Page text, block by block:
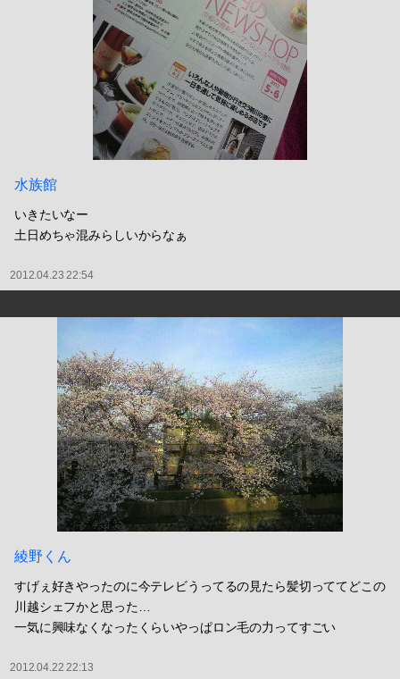
水族館
いきたいなー
土日めちゃ混みらしいからなぁ
2012.04.23 22:54
綾野くん
すげぇ好きやったのに今テレビうってるの見たら髪切っててどこの
川越シェフかと思った…
一気に興味なくなったくらいやっぱロン毛の力ってすごい
2012.04.22 22:13